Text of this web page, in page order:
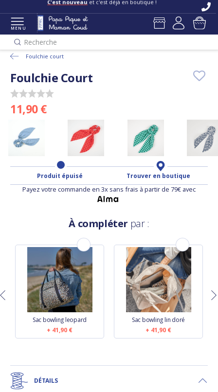
C'est nouveau et c'est déjà en boutique !
MENU
Recherche
Foulchie court
Foulchie Court
11,90 €
Produit épuisé Trouver en boutique
Payez votre commande en 3x sans frais à partir de 79€ avec
À compléter par :
Sac bowling leopard
41,90 €
Sac bowling lin doré
41,90 €
DÉTAILS